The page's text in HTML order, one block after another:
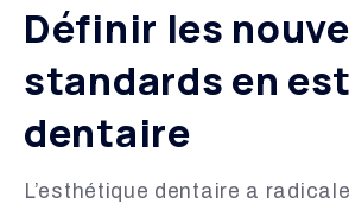
Définir les
standards en
dentaire
L’esthétique dentaire a